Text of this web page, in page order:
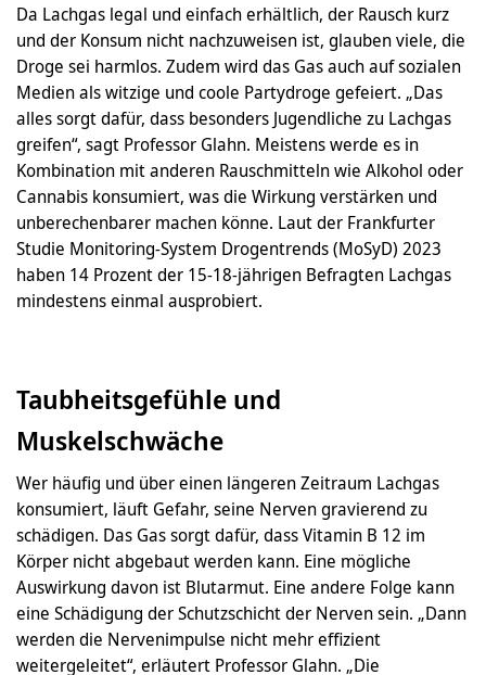
Da Lachgas legal und einfach erhältlich, der Rausch kurz
und der Konsum nicht nachzuweisen ist, glauben viele, die
Droge sei harmlos. Zudem wird das Gas auch auf sozialen
Medien als witzige und coole Partydroge gefeiert. „Das
alles sorgt dafür, dass besonders Jugendliche zu Lachgas
greifen“, sagt Professor Glahn. Meistens werde es in
Kombination mit anderen Rauschmitteln wie Alkohol oder
Cannabis konsumiert, was die Wirkung verstärken und
unberechenbarer machen könne. Laut der Frankfurter
Studie Monitoring-System Drogentrends (MoSyD) 2023
haben 14 Prozent der 15-18-jährigen Befragten Lachgas
mindestens einmal ausprobiert.
Taubheitsgefühle und
Muskelschwäche
Wer häufig und über einen längeren Zeitraum Lachgas
konsumiert, läuft Gefahr, seine Nerven gravierend zu
schädigen. Das Gas sorgt dafür, dass Vitamin B 12 im
Körper nicht abgebaut werden kann. Eine mögliche
Auswirkung davon ist Blutarmut. Eine andere Folge kann
eine Schädigung der Schutzschicht der Nerven sein. „Dann
werden die Nervenimpulse nicht mehr effizient
weitergeleitet“, erläutert Professor Glahn. „Die